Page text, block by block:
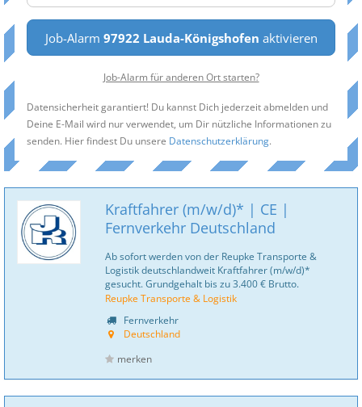
Job-Alarm 97922 Lauda-Königshofen aktivieren
Job-Alarm für anderen Ort starten?
Datensicherheit garantiert! Du kannst Dich jederzeit abmelden und
Deine E-Mail wird nur verwendet, um Dir nützliche Informationen zu
senden. Hier findest Du unsere Datenschutzerklärung.
Kraftfahrer (m/w/d)* | CE |
Fernverkehr Deutschland
Ab sofort werden von der Reupke Transporte &
Logistik deutschlandweit Kraftfahrer (m/w/d)*
gesucht. Grundgehalt bis zu 3.400 € Brutto.
Reupke Transporte & Logistik
Fernverkehr
Deutschland
merken